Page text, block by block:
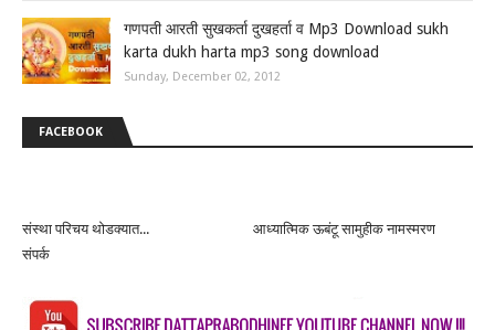
गणपती आरती सुखकर्ता दुखहर्ता व Mp3 Download sukh
karta dukh harta mp3 song download
Sunday, December 02, 2012
FACEBOOK
संस्था परिचय थोडक्यात...
आध्यात्मिक ऊबंटू सामुहीक नामस्मरण
संपर्क